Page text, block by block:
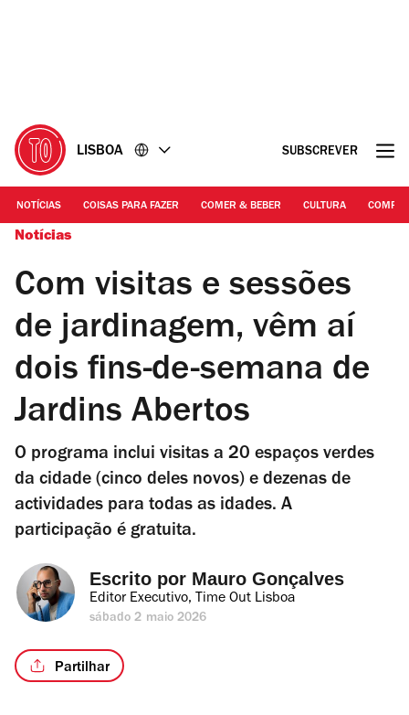
LISBOA SUBSCREVER
NOTÍCIAS COISAS PARA FAZER COMER & BEBER CULTURA
Notícias
Com visitas e sessões
de jardinagem, vêm aí
dois fins-de-semana de
Jardins Abertos
O programa inclui visitas a 20 espaços verdes
da cidade (cinco deles novos) e dezenas de
actividades para todas as idades. A
participação é gratuita.
Escrito por Mauro Gonçalves
Editor Executivo, Time Out Lisboa
sábado 2 maio 2026
Partilhar